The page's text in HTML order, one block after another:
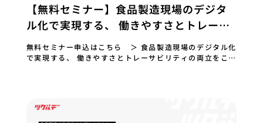
【無料セミナー】食品製造現場のデジタ
ル化で実現する、 働きやすさとトレーサ
ビリティの両立セミナー
無料セミナー申込はこちら ＞ 食品製造現場のデジタル化
で実現する、 働きやすさとトレーサビリティの両立をこの